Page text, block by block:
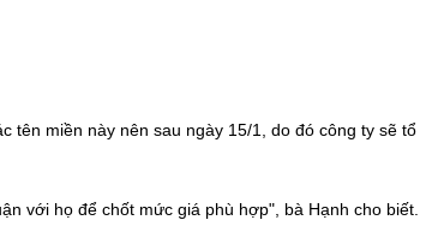
tên miền này nên sau ngày 15/1, do đó công ty sẽ tổ
với họ để chốt mức giá phù hợp", bà Hạnh cho biết.